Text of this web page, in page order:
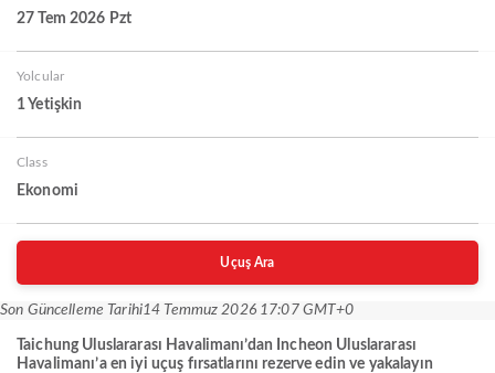
27 Tem 2026 Pzt
Yolcular
1 Yetişkin
Class
Ekonomi
Uçuş Ara
Son Güncelleme Tarihi14 Temmuz 2026 17:07 GMT+0
Taichung Uluslararası Havalimanı’dan Incheon Uluslararası
Havalimanı’a en iyi uçuş fırsatlarını rezerve edin ve yakalayın